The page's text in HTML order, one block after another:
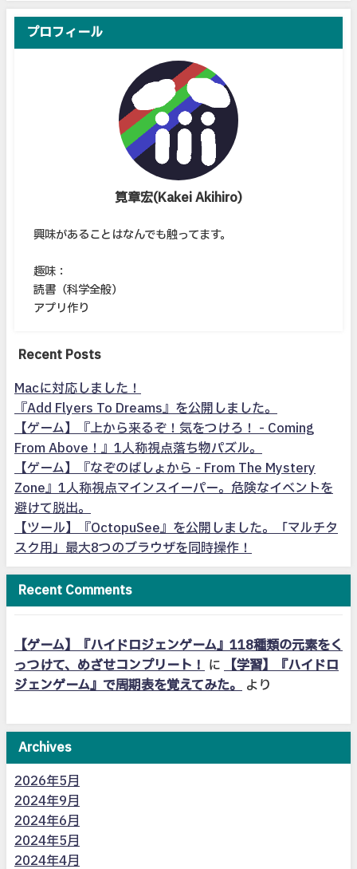
プロフィール
筧章宏(Kakei Akihiro)
興味があることはなんでも触ってます。
趣味：
読書（科学全般）
アプリ作り
Recent Posts
Macに対応しました！
『Add Flyers To Dreams』を公開しました。
【ゲーム】『上から来るぞ！気をつけろ！ - Coming
From Above！』1人称視点落ち物パズル。
【ゲーム】『なぞのばしょから - From The Mystery
Zone』1人称視点マインスイーパー。危険なイベントを
避けて脱出。
【ツール】『OctopuSee』を公開しました。「マルチタ
スク用」最大8つのブラウザを同時操作！
Recent Comments
【ゲーム】『ハイドロジェンゲーム』118種類の元素をく
っつけて、めざせコンプリート！ に
【学習】『ハイドロ
ジェンゲーム』で周期表を覚えてみた。
より
Archives
2026年5月
2024年9月
2024年6月
2024年5月
2024年4月